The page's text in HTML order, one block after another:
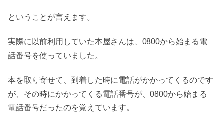
ということが言えます。
実際に以前利用していた本屋さんは、0800から始まる電
話番号を使っていました。
本を取り寄せて、到着した時に電話がかかってくるのです
が、その時にかかってくる電話番号が、0800から始まる
電話番号だったのを覚えています。